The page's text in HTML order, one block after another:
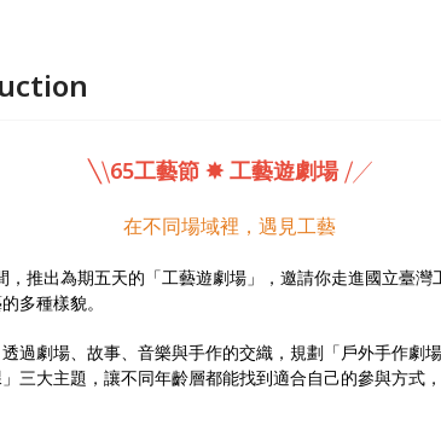
╲⧹65工藝節 ✸ 工藝遊劇場 ⧸╱
在不同場域裡，遇見工藝
，推出為期五天的「工藝遊劇場」，邀請你走進國立臺灣
多種樣貌。
過劇場、故事、音樂與手作的交織，規劃「戶外手作劇
三大主題，讓不同年齡層都能找到適合自己的參與方式